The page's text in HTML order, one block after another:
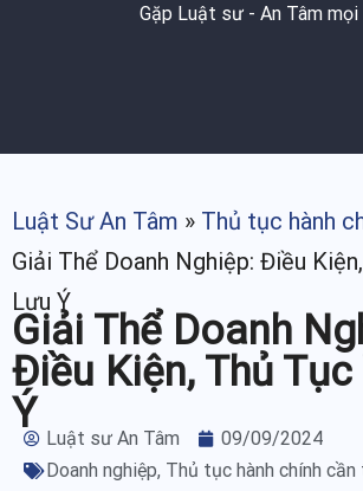
Gặp Luật sư - An Tâm
Luật Sư An Tâm » Thủ tục hành
Giải Thể Doanh Nghiệp: Điều
Lưu Ý
Giải Thể Doanh
Điều Kiện, Thủ
Ý
Luật sư An Tâm
09/09/2024
Doanh nghiệp, Thủ tục hành chính